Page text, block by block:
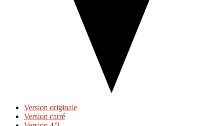
Version originale
Version carré